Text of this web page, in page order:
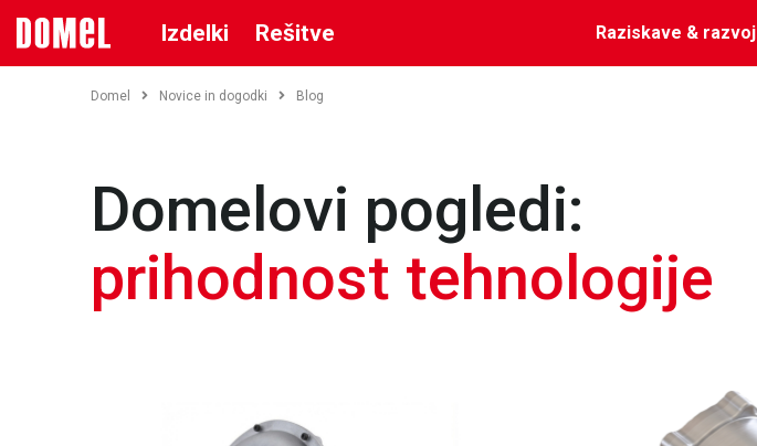
Izdelki Rešitve Raziskave & razvoj
Domel Novice in dogodki Blog
Domelovi pogledi:
prihodnost tehnologije